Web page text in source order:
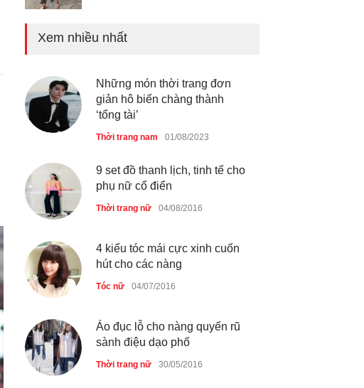
Chiếc áo dài cưới của Hoa
Thời trang nữ 21/10/2025
GAP Hoodie biểu tượng
Thời trang nữ 21/10/2025
Xem nhiều nhất
Những món thời trang đơn
giản hô biến chàng thành
‘tổng tài’
Thời trang nam 01/08/2023
9 set đồ thanh lịch, tinh tế cho
phụ nữ cổ điển
Thời trang nữ 04/08/2016
4 kiểu tóc mái cực xinh cuốn
hút cho các nàng
Tóc nữ 04/07/2016
Áo đục lỗ cho nàng quyến rũ
sành điệu dạo phố
Thời trang nữ 30/05/2016